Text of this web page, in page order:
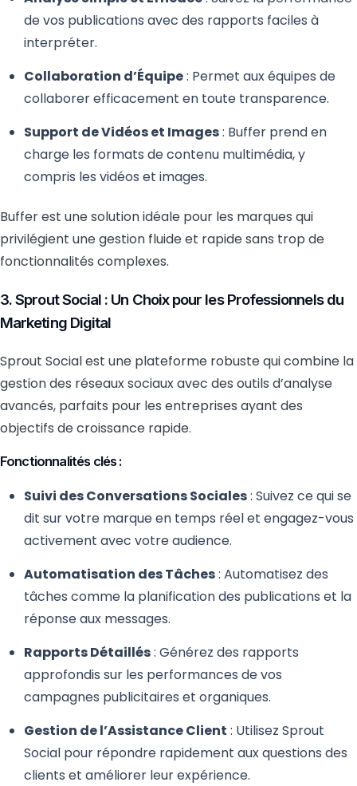
de vos publications avec des rapports faciles à
interpréter.
Collaboration d’Équipe: Permet aux équipes de
collaborer efficacement en toute transparence.
Support de Vidéos et Images: Buffer prend en
charge les formats de contenu multimédia, y
compris les vidéos et images.
Buffer est une solution idéale pour les marques qui
privilégient une gestion fluide et rapide sans trop de
fonctionnalités complexes.
3. Sprout Social : Un Choix pour les Professionnels du
Marketing Digital
Sprout Social est une plateforme robuste qui combine la
gestion des réseaux sociaux avec des outils d’analyse
avancés, parfaits pour les entreprises ayant des
objectifs de croissance rapide.
Fonctionnalités clés :
Suivi des Conversations Sociales: Suivez ce qui se
dit sur votre marque en temps réel et engagez-vous
activement avec votre audience.
Automatisation des Tâches: Automatisez des
tâches comme la planification des publications et la
réponse aux messages.
Rapports Détaillés: Générez des rapports
approfondis sur les performances de vos
campagnes publicitaires et organiques.
Gestion de l’Assistance Client : Utilisez Sprout
Social pour répondre rapidement aux questions des
clients et améliorer leur expérience.